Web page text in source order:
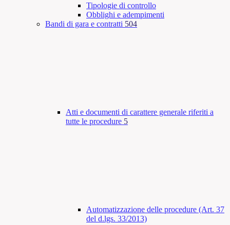
Tipologie di controllo
Obblighi e adempimenti
Bandi di gara e contratti 504
Atti e documenti di carattere generale riferiti a
tutte le procedure 5
Automatizzazione delle procedure (Art. 37
del d.lgs. 33/2013)